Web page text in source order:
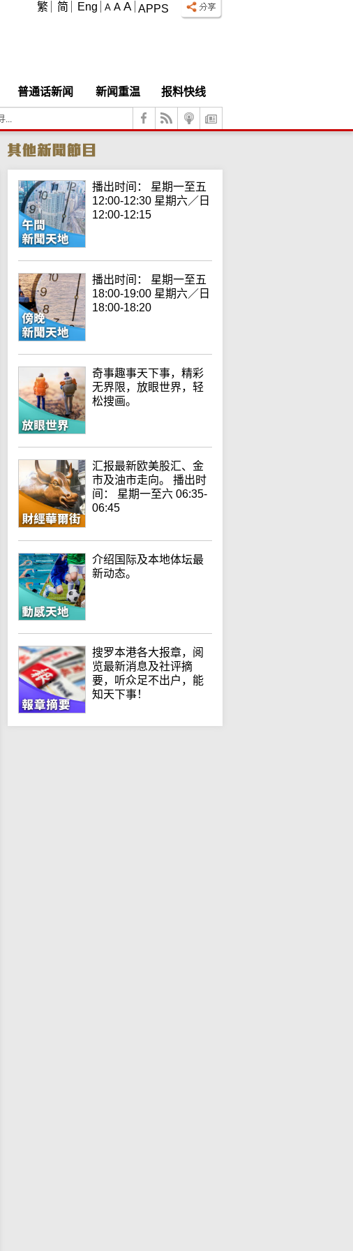
APPS
A A A
繁 简 Eng
普通话新闻 新闻重温 报料快线
播出时间： 星期一至五
12:00-12:30 星期六／日
12:00-12:15
播出时间： 星期一至五
18:00-19:00 星期六／日
18:00-18:20
奇事趣事天下事，精彩
无界限，放眼世界，轻
松搜画。
汇报最新欧美股汇、金
市及油市走向。 播出时
间： 星期一至六 06:35-
06:45
介绍国际及本地体坛最
新动态。
搜罗本港各大报章，阅
览最新消息及社评摘
要，听众足不出户，能
知天下事！